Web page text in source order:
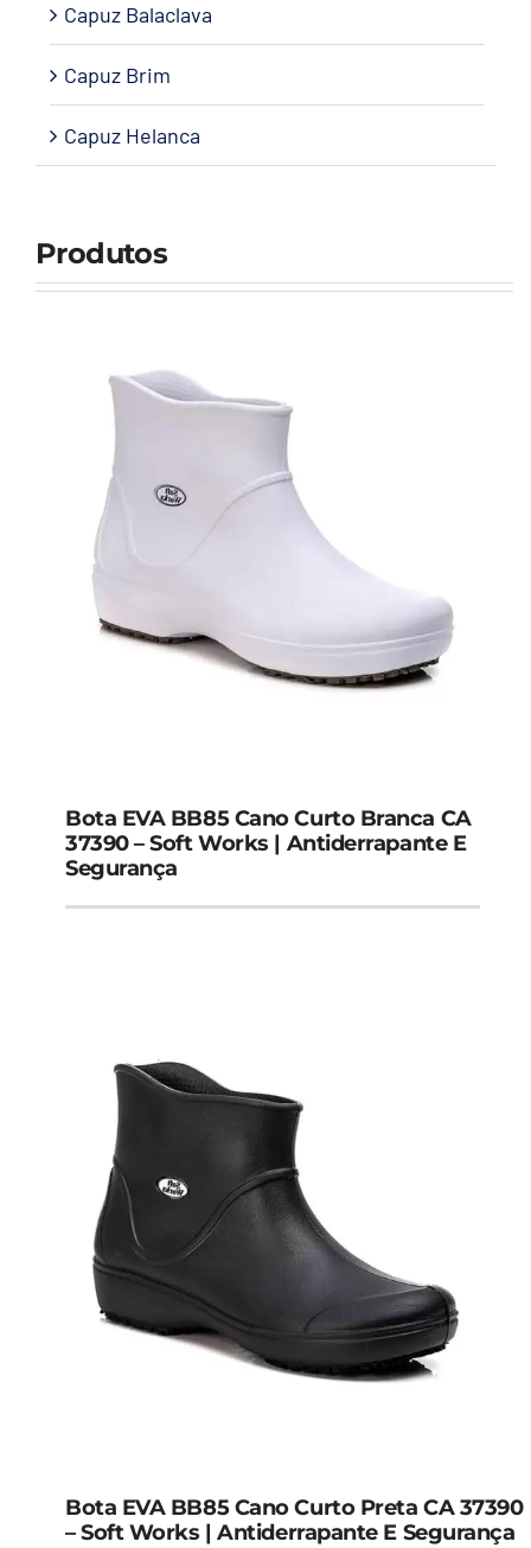
Produtos
Bota EVA BB85 Cano Curto Branca CA
37390 – Soft Works | Antiderrapante E
Segurança
Bota EVA BB85 Cano Curto Preta CA 37390
– Soft Works | Antiderrapante E Segurança
Capuz Balaclava
Capuz Brim
Capuz Helanca